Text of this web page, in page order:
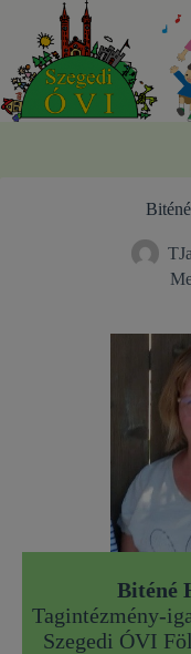
content
Biténé
Tagintézmény-
Szegedi ÓVI